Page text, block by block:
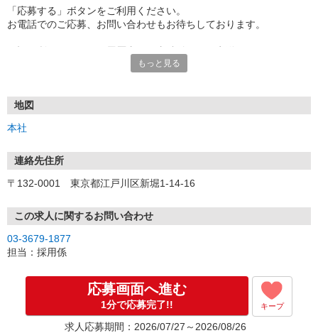
「応募する」ボタンをご利用ください。
お電話でのご応募、お問い合わせもお待ちしております。
その後こちらから改めてご連絡致します。
【メール】web@suzuki-gf.co.jp
もっと見る
地図
本社
連絡先住所
〒132-0001 東京都江戸川区新堀1-14-16
この求人に関するお問い合わせ
03-3679-1877
担当：採用係
応募画面へ進む
1分で応募完了!! キープ
求人応募期間：2026/07/27～2026/08/26